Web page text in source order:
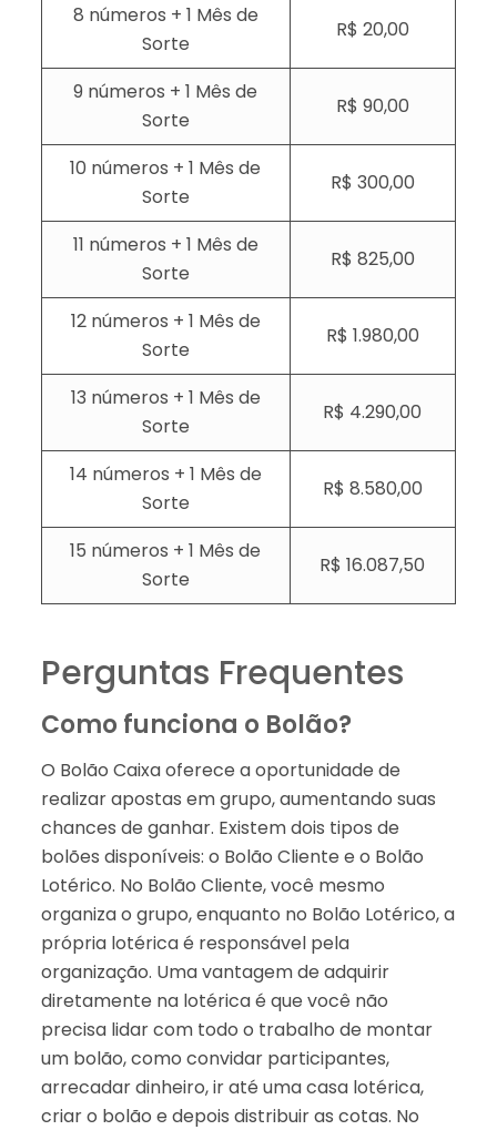
8 números + 1 Mês de
Sorte
R$ 20,00
9 números + 1 Mês de
Sorte
R$ 90,00
10 números + 1 Mês de
Sorte
R$ 300,00
11 números + 1 Mês de
Sorte
R$ 825,00
12 números + 1 Mês de
Sorte
R$ 1.980,00
13 números + 1 Mês de
Sorte
R$ 4.290,00
14 números + 1 Mês de
Sorte
R$ 8.580,00
15 números + 1 Mês de
Sorte
R$ 16.087,50​
Perguntas Frequentes
Como funciona o Bolão?
O Bolão Caixa oferece a oportunidade de
realizar apostas em grupo, aumentando suas
chances de ganhar. Existem dois tipos de
bolões disponíveis: o Bolão Cliente e o Bolão
Lotérico. No Bolão Cliente, você mesmo
organiza o grupo, enquanto no Bolão Lotérico, a
própria lotérica é responsável pela
organização. Uma vantagem de adquirir
diretamente na lotérica é que você não
precisa lidar com todo o trabalho de montar
um bolão, como convidar participantes,
arrecadar dinheiro, ir até uma casa lotérica,
criar o bolão e depois distribuir as cotas. No